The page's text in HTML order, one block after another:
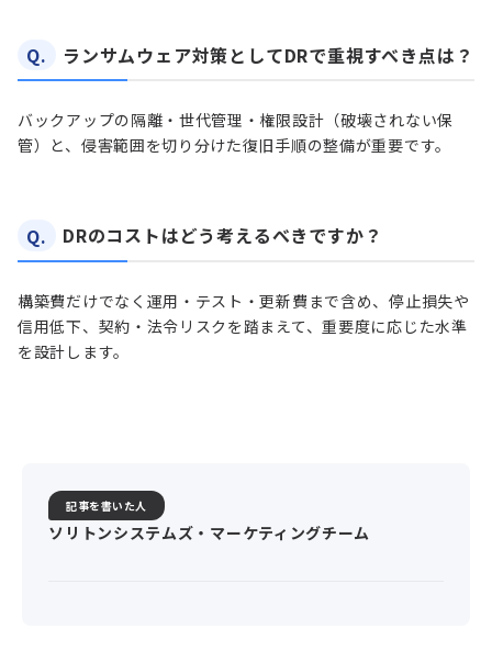
Q. ランサムウェア対策としてDRで重視すべき点は？
バックアップの隔離・世代管理・権限設計（破壊されない保
管）と、侵害範囲を切り分けた復旧手順の整備が重要です。
Q. DRのコストはどう考えるべきですか？
構築費だけでなく運用・テスト・更新費まで含め、停止損失や
信用低下、契約・法令リスクを踏まえて、重要度に応じた水準
を設計します。
記事を書いた人
ソリトンシステムズ・マーケティングチーム